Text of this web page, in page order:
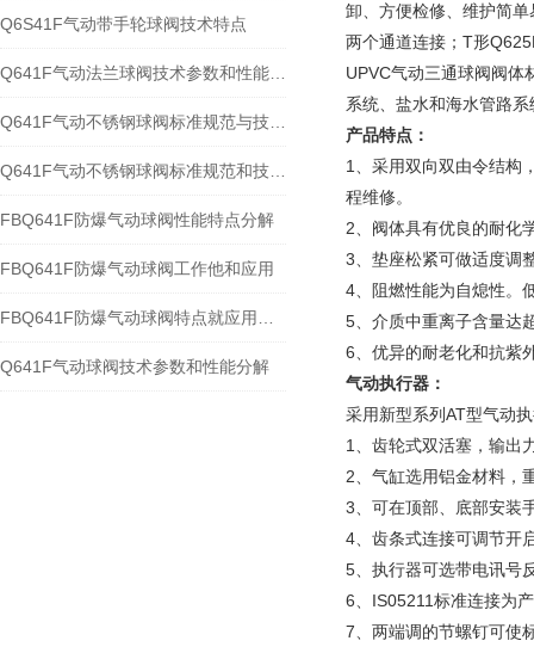
Q6S41F气动带手轮球阀技术特点
FBQ641F防爆气动球阀性能特点分解
FBQ641F防爆气动球阀工作他和应用
Q641F气动球阀技术参数和性能分解
卸、方便检修、维护简
两个通道连接；T形
UPVC气动三通球阀阀体
系统、盐水和海水管路
产品特点：
1、采用双向双由令结构
程维修。
2、阀体具有优良的耐化
3、垫座松紧可做适度调
4、阻燃性能为自熄性。
5、介质中重离子含量达
6、优异的耐老化和抗紫
气动执行器：
采用新型系列AT型气动
1、齿轮式双活塞，输出
2、气缸选用铝金材料，
3、可在顶部、底部安装
4、齿条式连接可调节开
5、执行器可选带电讯号
6、IS05211标准连接为
7、两端调的节螺钉可使